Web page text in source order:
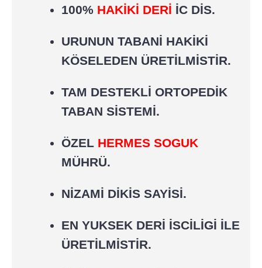
100% HAKİKİ DERİ İC DİS.
URUNUN TABANİ HAKİKİ
KÖSELEDEN ÜRETİLMİSTİR.
TAM DESTEKLİ ORTOPEDİK
TABAN SİSTEMİ.
ÖZEL HERMES SOGUK
MÜHRÜ.
NİZAMİ DİKİS SAYİSİ.
EN YUKSEK DERİ İSCİLİGİ İLE
ÜRETİLMİSTİR.